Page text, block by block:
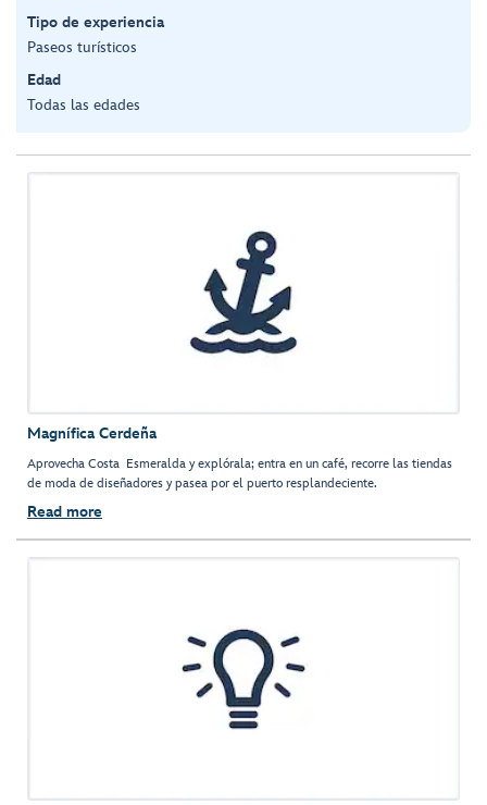
Tipo de experiencia
Paseos turísticos
Edad
Todas las edades
Magnífica Cerdeña
Aprovecha Costa Esmeralda y explórala; entra en un café, recorre las tiendas
de moda de diseñadores y pasea por el puerto resplandeciente.
Read more